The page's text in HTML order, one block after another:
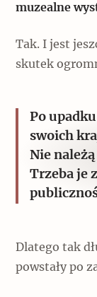
muzealne
Tak. I jest
skutek
Po
swoich
Nie należą
Trzeba je
Dlatego tak
powstały po